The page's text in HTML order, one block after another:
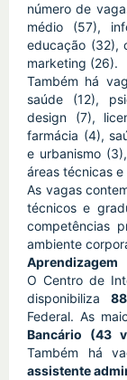
número de
médio (57),
educação (32),
marketing (26).
Também há
saúde (12),
design (7),
farmácia (4),
e urbanismo
áreas técnicas
As vagas
técnicos e
competências
ambiente
Aprendizagem
O Centro de
disponibiliza
Federal. As
Bancário (43
Também há
assistente